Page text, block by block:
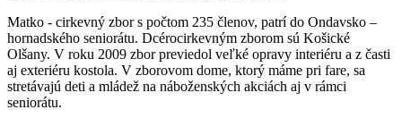
Matko - cirkevný zbor s počtom 235 členov, patrí do Ondavsko –
hornadského seniorátu. Dcérocirkevným zborom sú Košické
Olšany. V roku 2009 zbor previedol veľké opravy interiéru a z časti
aj exteriéru kostola. V zborovom dome, ktorý máme pri fare, sa
stretávajú deti a mládež na náboženských akciách aj v rámci
seniorátu.